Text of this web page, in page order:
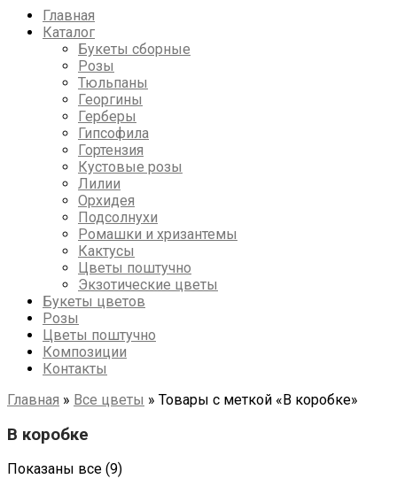
Главная
Каталог
Букеты сборные
Розы
Тюльпаны
Георгины
Герберы
Гипсофила
Гортензия
Кустовые розы
Лилии
Орхидея
Подсолнухи
Ромашки и хризантемы
Кактусы
Цветы поштучно
Экзотические цветы
Букеты цветов
Розы
Цветы поштучно
Композиции
Контакты
Главная » Все цветы » Товары с меткой «В коробке»
В коробке
Показаны все (9)